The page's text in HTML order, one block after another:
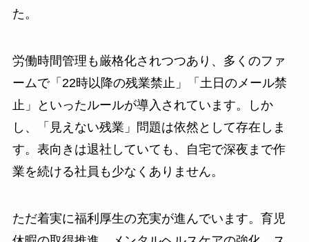
た。
労働時間管理も厳格化されつつあり、多くのファ
ームで「22時以降の残業禁止」「土日のメール禁
止」といったルールが導入されています。しか
し、「見えない残業」問題は依然として存在しま
す。表向きは退社していても、自宅で深夜まで作
業を続ける社員も少なくありません。
ただ着実に福利厚生の充実が進んでいます。育児